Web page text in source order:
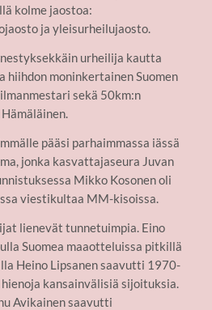
kolme jaostoa:
ja yleisurheilujaosto.
urheilija kautta
hiihdon moninkertainen Suomen
sekä 50km:n
pääsi parhaimmassa iässä
jonka kasvattajaseura Juvan
Mikko Kosonen oli
viestikultaa MM-kisoissa.
lienevät tunnetuimpia. Eino
Suomea maaotteluissa pitkillä
Heino Lipsanen saavutti 1970-
kansainvälisiä sijoituksia.
Avikainen saavutti